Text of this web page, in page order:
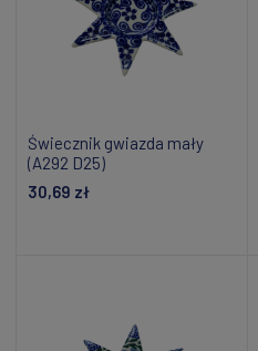
Świecznik gwiazda mały
(A292 D25)
30,69 zł